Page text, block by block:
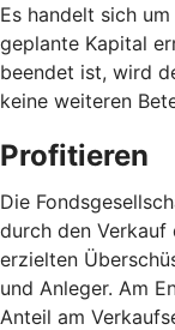
Es handelt sich
geplante Kapital
beendet ist, wird
keine weiteren
Profitieren
Die
durch den
erzielten
und Anleger. Am
Anteil am